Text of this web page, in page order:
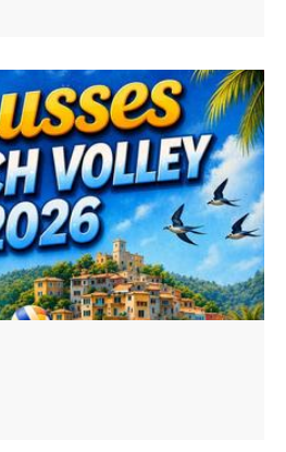
de boules, défilé aux
bal le samedi, tournoi de Beach-
bal masqué "Anges et Démon"